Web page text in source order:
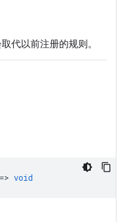
代以前注册的规则。
void